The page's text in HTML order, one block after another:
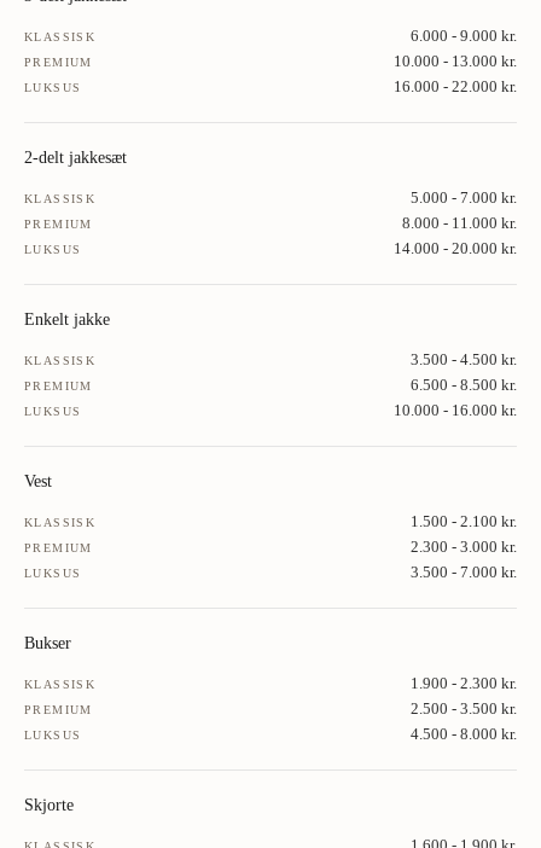
KLASSISK 6.000 - 9.000 kr.
PREMIUM 10.000 - 13.000 kr.
LUKSUS 16.000 - 22.000 kr.
2-delt jakkesæt
KLASSISK 5.000 - 7.000 kr.
PREMIUM 8.000 - 11.000 kr.
LUKSUS 14.000 - 20.000 kr.
Enkelt jakke
KLASSISK 3.500 - 4.500 kr.
PREMIUM 6.500 - 8.500 kr.
LUKSUS 10.000 - 16.000 kr.
Vest
KLASSISK 1.500 - 2.100 kr.
PREMIUM 2.300 - 3.000 kr.
LUKSUS 3.500 - 7.000 kr.
Bukser
KLASSISK 1.900 - 2.300 kr.
PREMIUM 2.500 - 3.500 kr.
LUKSUS 4.500 - 8.000 kr.
Skjorte